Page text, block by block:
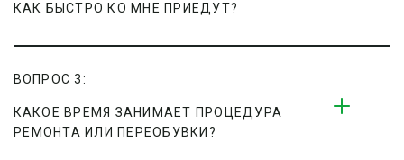
КАК БЫСТРО КО МНЕ ПРИЕДУТ?
ВОПРОС 3:
КАКОЕ ВРЕМЯ ЗАНИМАЕТ ПРОЦЕДУРА
РЕМОНТА ИЛИ ПЕРЕОБУВКИ?